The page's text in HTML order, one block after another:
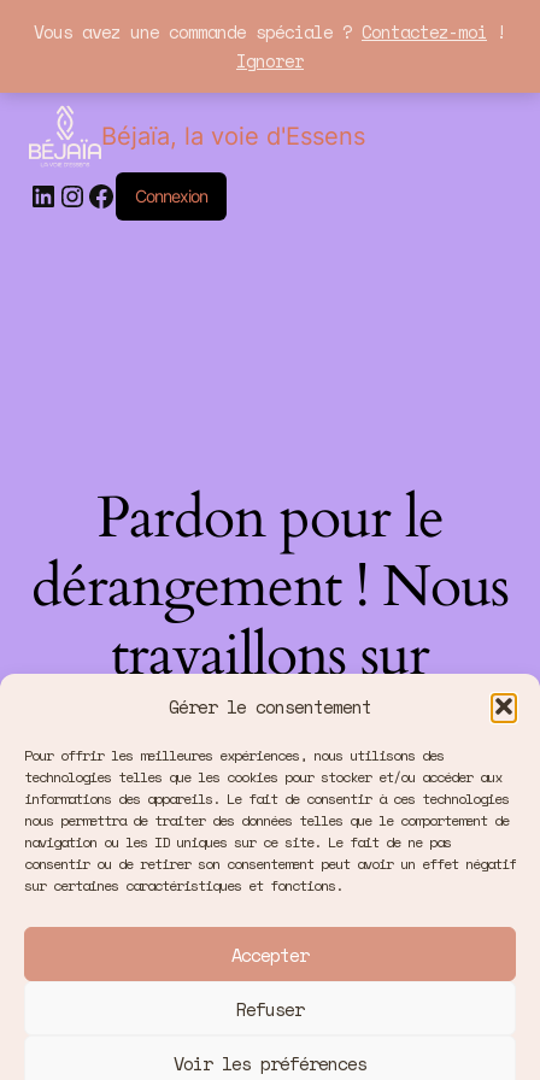
Gérer le consentement
Pour offrir les meilleures expériences, nous utilisons des
technologies telles que les cookies pour stocker et/ou accéder aux
informations des appareils. Le fait de consentir à ces technologies
nous permettra de traiter des données telles que le comportement de
navigation ou les ID uniques sur ce site. Le fait de ne pas
consentir ou de retirer son consentement peut avoir un effet négatif
sur certaines caractéristiques et fonctions.
Accepter
Refuser
Voir les préférences
Vous avez une commande spéciale ? Contactez-moi !
Ignorer
Béjaïa, la voie d'Essens
Connexion
Pardon pour le
dérangement ! Nous
travaillons sur
quelque chose de
fantastique –
revenez bientôt !